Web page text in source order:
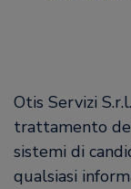
Otis Servizi
trattamento
sistemi di
qualsiasi